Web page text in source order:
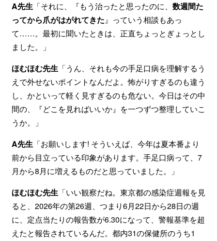
A先生 「それに、『もう治ったと思ったのに、 数週間た
ってから爪がはがれてきた』っていう相談もあっ
て……。最初に聞いたときは、正直ちょっとぎょっとし
ました。」
ほむほむ先生 「うん、それも今の手足口病を理解するう
えで外せないポイントなんだよ。怖がりすぎるのも違う
し、かといって軽く見すぎるのも危ない。今日はその中
間の、『どこを見ればいいか』を一つずつ整理していこ
うか。」
A先生 「お願いします! そういえば、今年は夏本番より
前から目立っている印象があります。手足口病って、7
月から8月に増えるものだと思っていました。」
ほむほむ先生 「いい観察だね。東京都の感染症週報を見
ると、2026年の第26週、つまり6月22日から28日の週
に、定点当たりの報告数が6.30になって、警報基準を超
えたと報告されているんだ。都内31の保健所のうち1